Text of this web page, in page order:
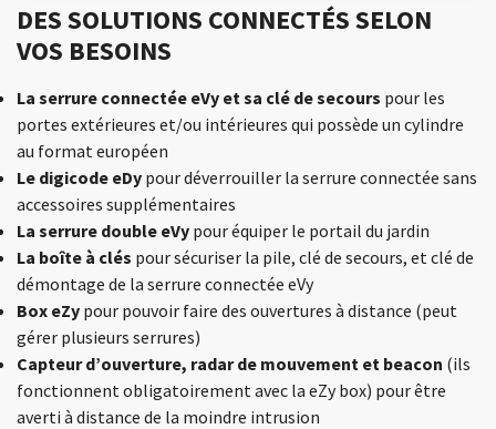
DES SOLUTIONS CONNECTÉS SELON
VOS BESOINS
La serrure connectée eVy et sa clé de secours pour les
portes extérieures et/ou intérieures qui possède un cylindre
au format européen
Le digicode eDy pour déverrouiller la serrure connectée sans
accessoires supplémentaires
La serrure double eVy pour équiper le portail du jardin
La boîte à clés pour sécuriser la pile, clé de secours, et clé de
démontage de la serrure connectée eVy
Box eZy pour pouvoir faire des ouvertures à distance (peut
gérer plusieurs serrures)
Capteur d’ouverture, radar de mouvement et beacon (ils
fonctionnent obligatoirement avec la eZy box) pour être
averti à distance de la moindre intrusion